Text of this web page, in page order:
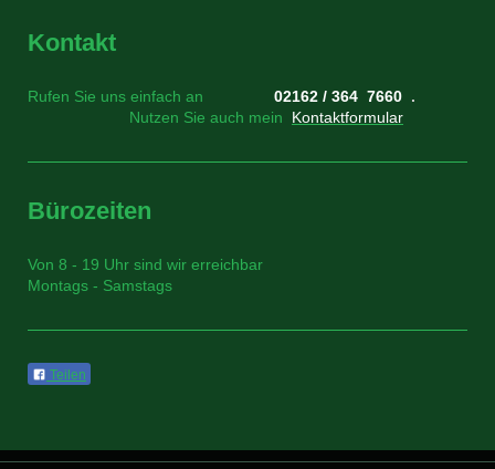
Kontakt
Rufen Sie uns einfach an 02162 / 364 7660 .
Nutzen Sie auch mein
Kontaktformular
Bürozeiten
Von 8 - 19 Uhr sind wir erreichbar
Montags - Samstags
Teilen